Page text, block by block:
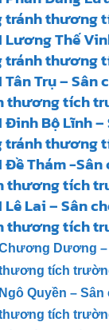
tránh thương
Lương Thế
tránh thương
Trụ – Sân
thương tích
Đinh Bộ Lĩnh
tránh thương
Đề Thám -
thương tích
Lai – Sân
thương tích
Dương
tích
Quyền –
tích